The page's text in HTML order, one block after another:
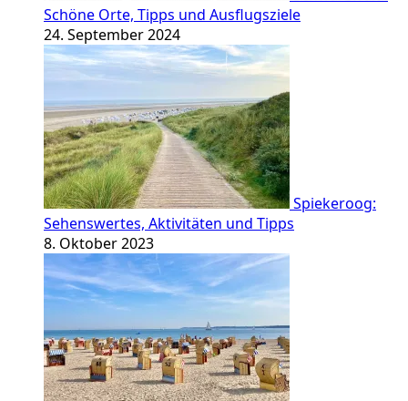
Schöne Orte, Tipps und Ausflugsziele
24. September 2024
Spiekeroog:
Sehenswertes, Aktivitäten und Tipps
8. Oktober 2023